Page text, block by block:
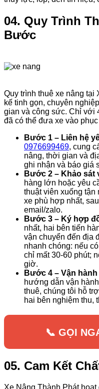
04. Quy Trình
Bước
Quy trình thuê xe nâng
kế tinh gọn, chuyên
gian và công sức. Chỉ với
đã có thể đưa xe vào
Bước 1 – Liên hệ
0976699469, cung
nâng, thời gian và
ghi nhận và báo giá
Bước 2 – Khảo sát
hàng lớn hoặc yêu
thuật viên xuống tận
xe phù hợp nhất,
email/zalo.
Bước 3 – Ký hợp
nhất, hai bên tiến
vận chuyển đến địa
nhanh chóng: nếu
chỉ mất 30-60 phút;
giờ.
Bước 4 – Vận
hướng dẫn vận
thuê, chúng tôi hỗ
hai bên nghiệm thu,
📞 GỌI
05. Cam Kết